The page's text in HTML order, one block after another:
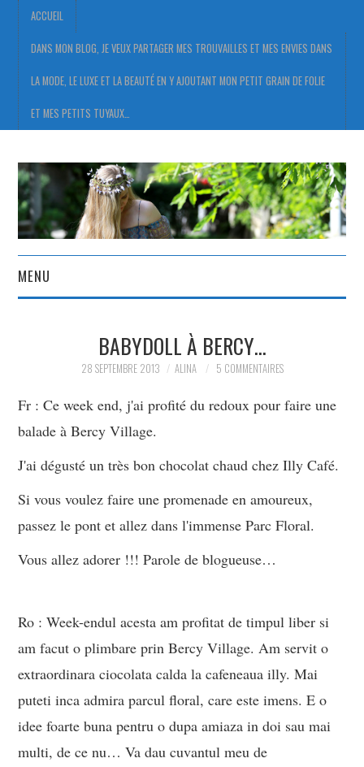
ACCUEIL
DANS MON BLOG, JE VEUX PARTAGER MES TROUVAILLES ET MES ENVIES DANS
LA MODE, LE LUXE ET LA BEAUTÉ EN Y AJOUTANT MON PETIT GRAIN DE FOLIE
ET MES PETITS TUYAUX…
MENU
DANS MON BLOG, JE VEUX
PARTAGER MES
TROUVAILLES ET MES
ENVIES DANS LA MODE, LE
LUXE ET LA BEAUTÉ EN Y
AJOUTANT MON PETIT
PETITS TUYAUX…
BABYDOLL À BERCY…
28 SEPTEMBRE 2013 ALINA 5 COMMENTAIRES
Fr : Ce week end, j'ai profité du redoux pour faire une
balade à Bercy Village.
J'ai dégusté un très bon chocolat chaud chez Illy Café.
Si vous voulez faire une promenade en amoureux,
passez le pont et allez dans l'immense Parc Floral.
Vous allez adorer !!! Parole de blogueuse…
Ro : Week-endul acesta am profitat de timpul liber si
am facut o plimbare prin Bercy Village. Am servit o
extraordinara ciocolata calda la cafeneaua illy. Mai
puteti inca admira parcul floral, care este imens. E o
idee foarte buna pentru o dupa amiaza in doi sau mai
multi, de ce nu… Va dau cuvantul meu de